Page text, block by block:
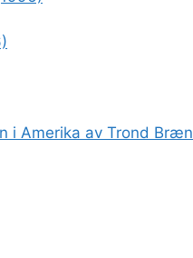
i Amerika av Trond